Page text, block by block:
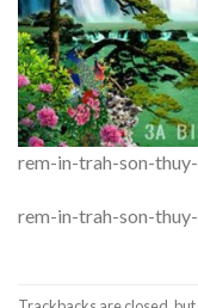
rem-in-trah-son-
rem-in-trah-son-